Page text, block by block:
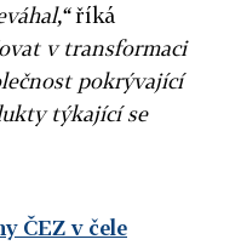
říká
v transformaci
pokrývající
týkající se
ČEZ v čele